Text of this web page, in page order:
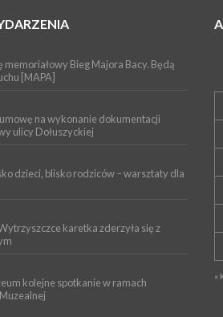
Bieg Majora Bacy. Będą
[MAPA]
na wykonanie dokumentacji
ulicy Dołuszyckiej
dzieci, blisko rodziców – warsztaty dla
karetka zderzyła się z
kolejne spotkanie w ramach
«